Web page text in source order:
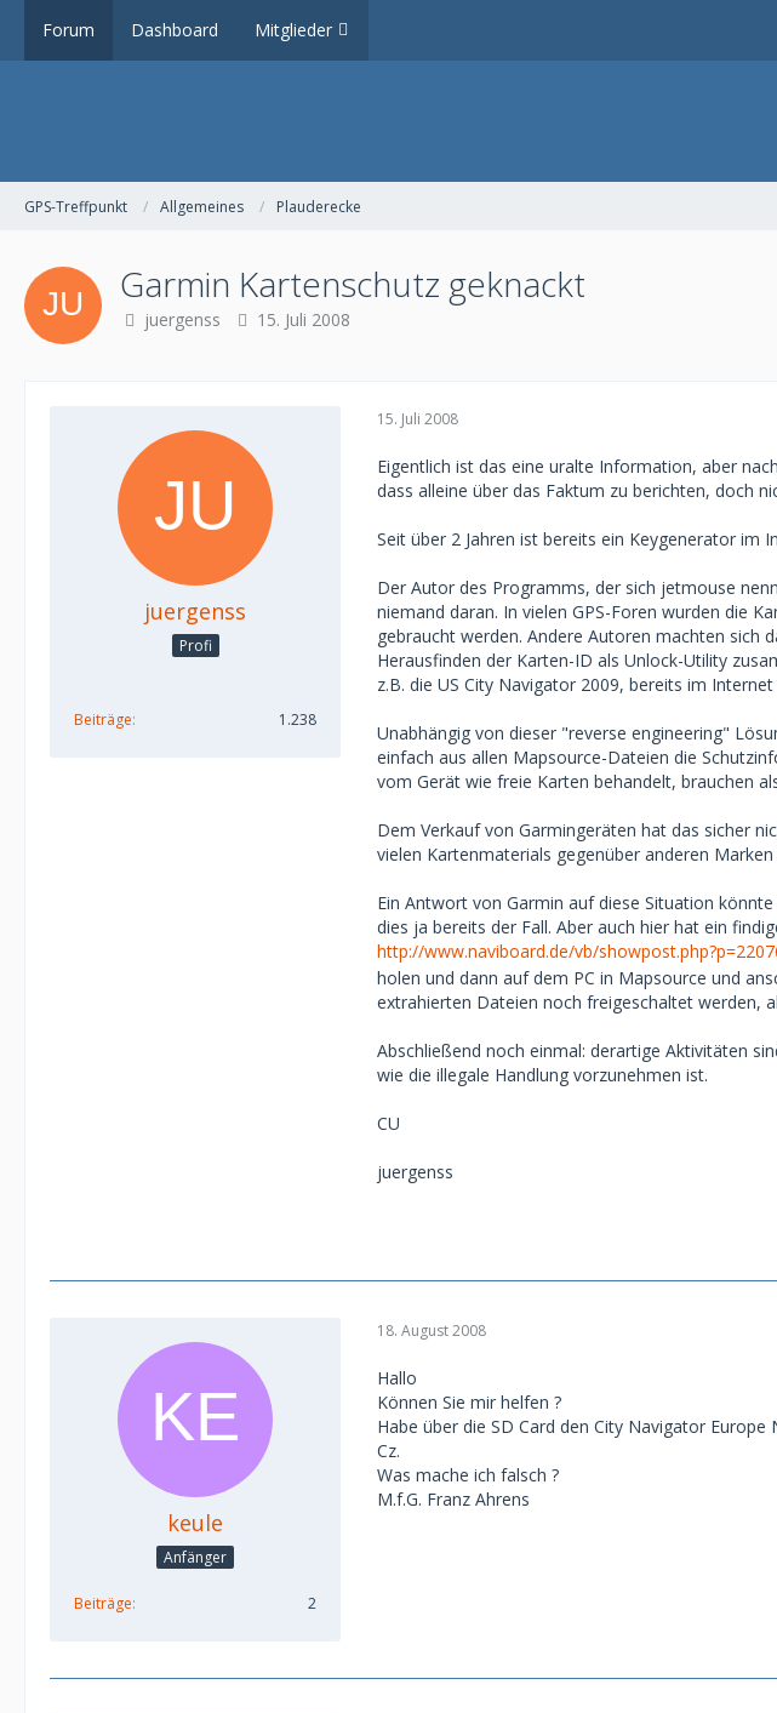
Forum Dashboard Mitglieder
GPS-Treffpunkt Allgemeines Plauderecke
Garmin Kartenschutz geknackt
juergenss 15. Juli 2008
juergenss
Profi
Beiträge 1.238
15. Juli 2008
Eigentlich ist das eine uralte Information, aber
dass alleine über das Faktum zu berichten, doch
Seit über 2 Jahren ist bereits ein Keygenerator im
Der Autor des Programms, der sich jetmouse
niemand daran. In vielen GPS-Foren wurden die
gebraucht werden. Andere Autoren machten sich
Herausfinden der Karten-ID als Unlock-Utility
z.B. die US City Navigator 2009, bereits im
Unabhängig von dieser "reverse engineering"
einfach aus allen Mapsource-Dateien die
vom Gerät wie freie Karten behandelt, brauchen
Dem Verkauf von Garmingeräten hat das sicher
vielen Kartenmaterials gegenüber anderen Marken
Ein Antwort von Garmin auf diese Situation
dies ja bereits der Fall. Aber auch hier hat ein
http://www.naviboard.de/vb/
holen und dann auf dem PC in Mapsource und
extrahierten Dateien noch freigeschaltet werden,
Abschließend noch einmal: derartige Aktivitäten
wie die illegale Handlung vorzunehmen ist.
CU
juergenss
keule
Anfänger
Beiträge 2
18. August 2008
Hallo
Können Sie mir helfen ?
Habe über die SD Card den City Navigator
Cz.
Was mache ich falsch ?
M.f.G. Franz Ahrens